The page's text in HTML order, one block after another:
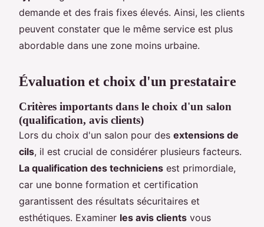
demande et des frais fixes élevés. Ainsi, les clients
peuvent constater que le même service est plus
abordable dans une zone moins urbaine.
Évaluation et choix d'un prestataire
Critères importants dans le choix d'un salon
(qualification, avis clients)
Lors du choix d'un salon pour des extensions de
cils, il est crucial de considérer plusieurs facteurs.
La qualification des techniciens est primordiale,
car une bonne formation et certification
garantissent des résultats sécuritaires et
esthétiques. Examiner les avis clients vous